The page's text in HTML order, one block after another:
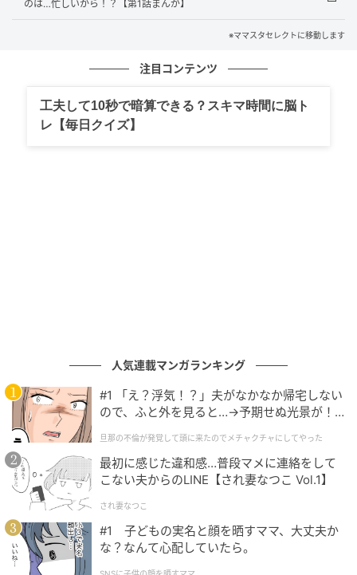
っていますが、義姉や義母の態度も問題ではないでし
ょうか。お願いをするならば、直接布を持ってきて投
母に頼んでいるので、もしかしたら投稿者さんにお願
いしていることを知らないのかもしれません。義母が
作れないために、勝手に投稿者さんにお願いした可能
ようにするのも手。義母は今度こそという思いで布を
渡してくるのでしょうが、きちんと断ることで義母も
諦めてくれるかもしれません。
旦那さんにもしっかりしてもらいたい！
『1番ダメダメなのは投稿者さんの旦那さんだね。投稿者さん
の意見も聞かず預かってくるなんて』
のは…忙しいから！？【第1話まんが】
※ママスタセレクトに移動します
注目コンテンツ
工夫して10秒で暗算できる？スキマ時間に脳ト
レ【毎日クイズ】
人気連載マンガランキング
#1 「え？浮気！？」夫がなかなか帰宅しない
ので、ふと外を見ると…→予期せぬ光景が！
クチャにしてやった
旦那の不倫が発覚して頭に来たのでメチャクチャにしてやった
最初に感じた違和感…普段マメに連絡をして
こない夫からのLINE【され妻なつこ Vol.1】
され妻なつこ
#1 子どもの実名と顔を晒すママ、大丈夫か
な？なんて心配していたら。